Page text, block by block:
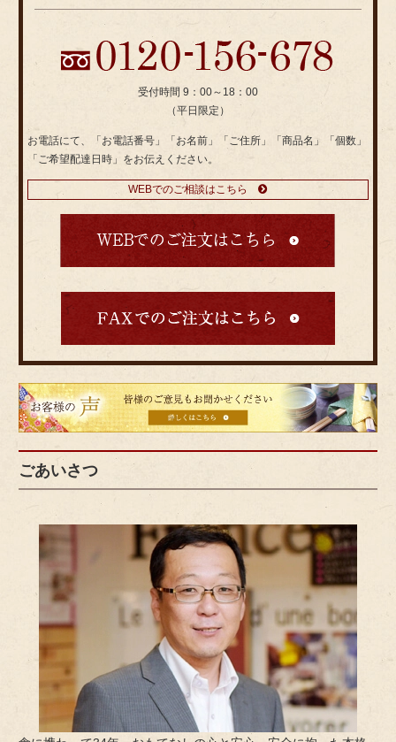
受付時間 9：00～18：00
（平日限定）
お電話にて、「お電話番号」「お名前」「ご住所」「商品名」「個数」
「ご希望配達日時」をお伝えください。
WEBでのご相談はこちら
皆
様
の
ご
意
か
だ
い。
ごあいさつ